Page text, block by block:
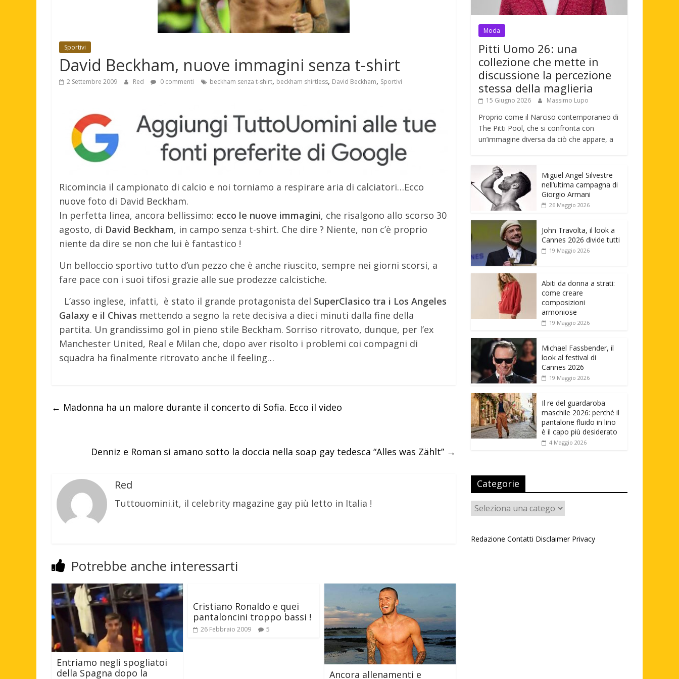
Sportivi
David Beckham, nuove immagini senza t-shirt
2 Settembre 2009 Red 0 commenti beckham senza t-shirt, beckham shirtless, David Beckham, Sportivi
Ricomincia il campionato di calcio e noi torniamo a respirare aria di calciatori…Ecco
nuove foto di David Beckham.
In perfetta linea, ancora bellissimo: ecco le nuove immagini, che risalgono allo scorso 30
agosto, di David Beckham, in campo senza t-shirt. Che dire ? Niente, non c’è proprio
niente da dire se non che lui è fantastico !
Un belloccio sportivo tutto d’un pezzo che è anche riuscito, sempre nei giorni scorsi, a
fare pace con i suoi tifosi grazie alle sue prodezze calcistiche.
L’asso inglese, infatti, è stato il grande protagonista del SuperClasico tra i Los Angeles
Galaxy e il Chivas mettendo a segno la rete decisiva a dieci minuti dalla fine della
partita. Un grandissimo gol in pieno stile Beckham. Sorriso ritrovato, dunque, per l’ex
Manchester United, Real e Milan che, dopo aver risolto i problemi coi compagni di
squadra ha finalmente ritrovato anche il feeling…
← Madonna ha un malore durante il concerto di Sofia. Ecco il video
Denniz e Roman si amano sotto la doccia nella soap gay tedesca “Alles was Zählt” →
Red
Tuttouomini.it, il celebrity magazine gay più letto in Italia !
Potrebbe anche interessarti
Entriamo negli spogliatoi
della Spagna dopo la
Cristiano Ronaldo e quei
pantaloncini troppo bassi !
26 Febbraio 2009 5
Ancora allenamenti e
Moda
Pitti Uomo 26: una
collezione che mette in
discussione la percezione
stessa della maglieria
15 Giugno 2026 Massimo Lupo
Proprio come il Narciso contemporaneo di
The Pitti Pool, che si confronta con
un’immagine diversa da ciò che appare, a
Miguel Angel Silvestre
nell’ultima campagna di
Giorgio Armani
26 Maggio 2026
John Travolta, il look a
Cannes 2026 divide tutti
19 Maggio 2026
Abiti da donna a strati:
come creare
composizioni
armoniose
19 Maggio 2026
Michael Fassbender, il
look al festival di
Cannes 2026
19 Maggio 2026
Il re del guardaroba
maschile 2026: perché il
pantalone fluido in lino
è il capo più desiderato
4 Maggio 2026
Categorie
Categorie
Redazione Contatti Disclaimer Privacy